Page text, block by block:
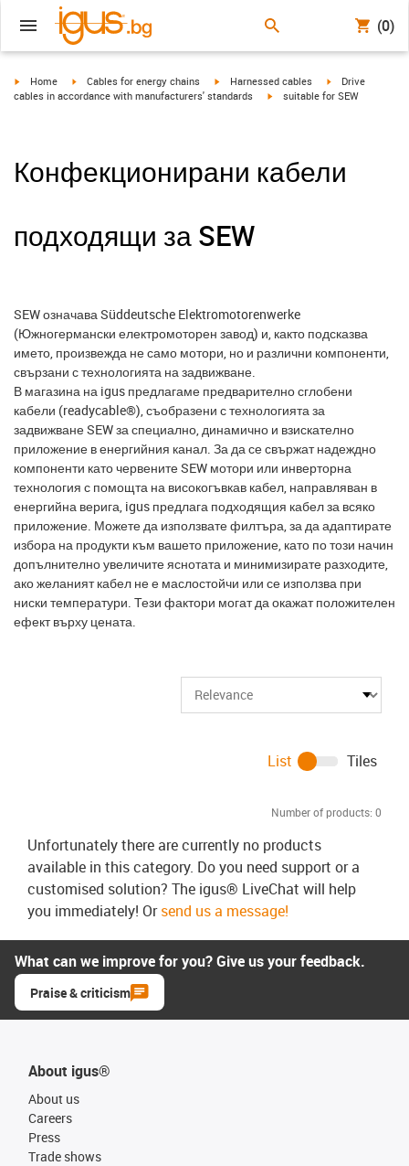
(0)
igus-icon-arrow-right
Home igus-icon-arrow-right
Cables for energy chains igus-icon-arrow-right
Harnessed cables igus-icon-arrow-
Drive
cables in accordance with manufacturers' standards
igus-icon-arrow-right
suitable for SEW
Конфекционирани кабели
подходящи за SEW
SEW означава Süddeutsche Elektromotorenwerke
(Южногермански електромоторен завод) и, както подсказва
името, произвежда не само мотори, но и различни компоненти,
свързани с технологията на задвижване.
В магазина на igus предлагаме предварително сглобени
кабели (readycable®), съобразени с технологията за
задвижване SEW за специално, динамично и взискателно
приложение в енергийния канал. За да се свържат надеждно
компоненти като червените SEW мотори или инверторна
технология с помощта на високогъвкав кабел, направляван в
енергийна верига, igus предлага подходящия кабел за всяко
приложение. Можете да използвате филтъра, за да адаптирате
избора на продукти към вашето приложение, като по този начин
допълнително увеличите яснотата и минимизирате разходите,
ако желаният кабел не е маслостойчи или се използва при
ниски температури. Тези фактори могат да окажат положителен
ефект върху цената.
Number of products: 0
List Tiles
Unfortunately there are currently no products
available in this category. Do you need support or a
customised solution? The igus® LiveChat will help
you immediately! Orsend us a message!
What can we improve for you? Give us your feedback.
Praise & criticism
About igus®
About us
Careers
Press
Trade shows